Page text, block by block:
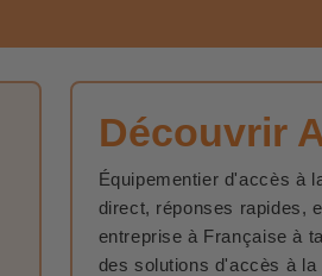
Découvrir
Équipementier d'accès à
direct, réponses rapides,
entreprise à Française à
des solutions d'accès à la